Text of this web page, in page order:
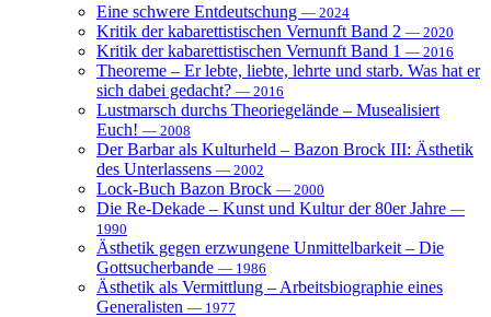
Eine schwere Entdeutschung — 2024
Kritik der kabarettistischen Vernunft Band 2 — 2020
Kritik der kabarettistischen Vernunft Band 1 — 2016
Theoreme – Er lebte, liebte, lehrte und starb. Was hat er
sich dabei gedacht? — 2016
Lustmarsch durchs Theoriegelände – Musealisiert
Euch! — 2008
Der Barbar als Kulturheld – Bazon Brock III: Ästhetik
des Unterlassens — 2002
Lock-Buch Bazon Brock — 2000
Die Re-Dekade – Kunst und Kultur der 80er Jahre —
1990
Ästhetik gegen erzwungene Unmittelbarkeit – Die
Gottsucherbande — 1986
Ästhetik als Vermittlung – Arbeitsbiographie eines
Generalisten — 1977